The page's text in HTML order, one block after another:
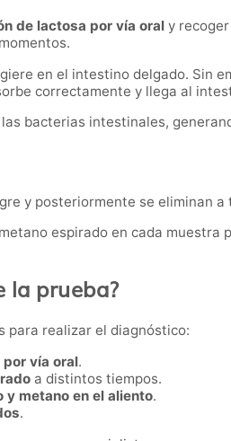
de lactosa por vía oral y
en el intestino delgado. Sin
correctamente y llega al
bacterias intestinales,
y posteriormente se eliminan
espirado en cada muestra
la prueba?
para realizar el diagnóstico:
vía oral.
a distintos tiempos.
y metano en el aliento.
.